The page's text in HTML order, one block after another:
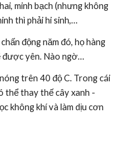
minh bạch (nhưng không
thì phải hi sinh,…
động năm đó, họ hàng
được yên. Nào ngờ…
trên 40 độ C. Trong cái
thể thay thế cây xanh -
không khí và làm dịu cơn